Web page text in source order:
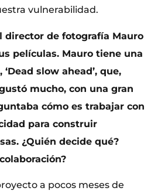
vulnerabilidad.
director de fotografía Mauro
películas. Mauro tiene una
slow ahead’, que,
mucho, con una gran
cómo es trabajar con
para construir
¿Quién decide qué?
a pocos meses de